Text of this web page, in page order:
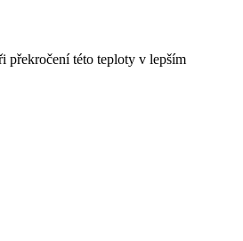
překročení této teploty v lepším